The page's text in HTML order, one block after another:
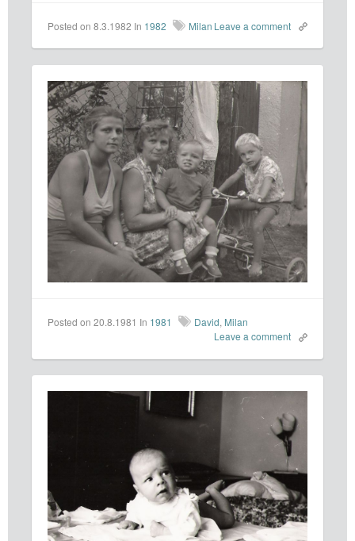
Posted on 8.3.1982 In 1982 Milan Leave a comment
Posted on 20.8.1981 In 1981 David, Milan
Leave a comment